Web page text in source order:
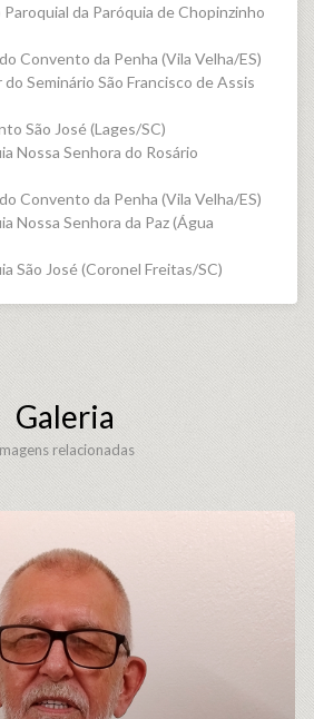
da Paróquia de Chopinzinho
Convento da Penha (Vila Velha/ES)
Seminário São Francisco de Assis
São José (Lages/SC)
Nossa Senhora do Rosário
Convento da Penha (Vila Velha/ES)
Nossa Senhora da Paz (Água
São José (Coronel Freitas/SC)
Galeria
relacionadas